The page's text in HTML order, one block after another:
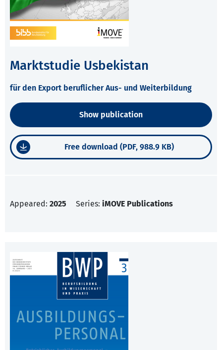
Marktstudie Usbekistan
für den Export beruflicher Aus- und Weiterbildung
Show publication
Free download (PDF, 988.9 KB)
Appeared: 2025 Series: iMOVE Publications